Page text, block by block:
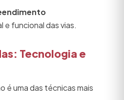
e funcional das vias.
Tecnologia e
é uma das técnicas mais